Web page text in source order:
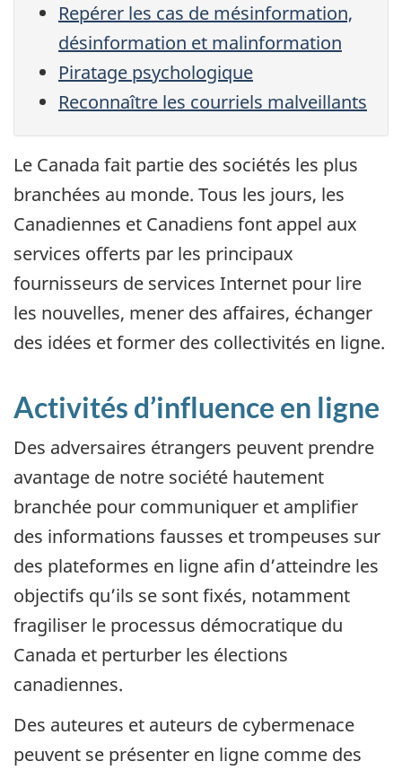
Repérer les cas de mésinformation,
désinformation et malinformation
Piratage psychologique
Reconnaître les courriels malveillants
Le Canada fait partie des sociétés les plus
branchées au monde. Tous les jours, les
Canadiennes et Canadiens font appel aux
services offerts par les principaux
fournisseurs de services Internet pour lire
les nouvelles, mener des affaires, échanger
des idées et former des collectivités en ligne.
Activités d’influence en ligne
Des adversaires étrangers peuvent prendre
avantage de notre société hautement
branchée pour communiquer et amplifier
des informations fausses et trompeuses sur
des plateformes en ligne afin d’atteindre les
objectifs qu’ils se sont fixés, notamment
fragiliser le processus démocratique du
Canada et perturber les élections
canadiennes.
Des auteures et auteurs de cybermenace
peuvent se présenter en ligne comme des